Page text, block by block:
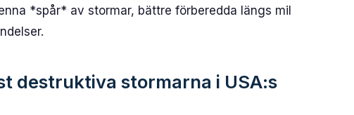
*spår* av stormar, bättre förberedda längs mil
destruktiva stormarna i USA:s